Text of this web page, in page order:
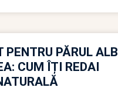
PENTRU PĂRUL ALB
CUM ÎȚI REDAI